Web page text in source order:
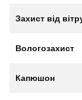
Захист від
Вологозахист
Капюшон